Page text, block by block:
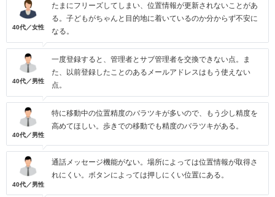
40代／女性
たまにフリーズしてしまい、位置情報が更新されないことがあ
る。子どもがちゃんと目的地に着いているのか分からず不安に
なる。
40代／男性
一度登録すると、管理者とサブ管理者を交換できない点。ま
た、以前登録したことのあるメールアドレスはもう使えない
点。
40代／男性
特に移動中の位置精度のバラツキが多いので、もう少し精度を
高めてほしい。歩きでの移動でも精度のバラツキがある。
40代／男性
通話メッセージ機能がない。場所によっては位置情報が取得さ
れにくい。ボタンによっては押しにくい位置にある。